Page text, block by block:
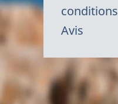
conditions
Avis